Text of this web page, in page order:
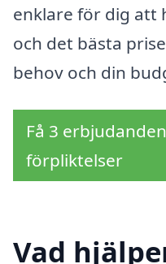
enklare för dig
och det bästa
behov och din
Få 3
förpliktelser
Vad